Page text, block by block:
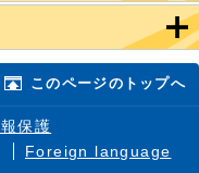
このページのトップへ
保護
Foreign language